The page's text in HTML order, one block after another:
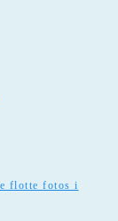
flotte fotos i